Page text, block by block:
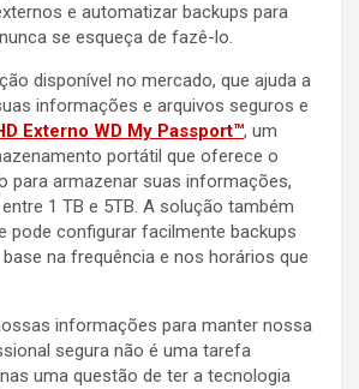
e automatizar backups para
se esqueça de fazê-lo.
disponível no mercado, que ajuda a
informações e arquivos seguros e
Externo WD My Passport™, um
portátil que oferece o
para armazenar suas informações,
1 TB e 5TB. A solução também
pode configurar facilmente backups
na frequência e nos horários que
informações para manter nossa
segura não é uma tarefa
uma questão de ter a tecnologia